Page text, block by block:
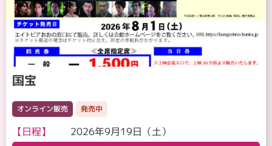
国宝
オンライン販売 発売中
【日程】
2026年9月19日（土）